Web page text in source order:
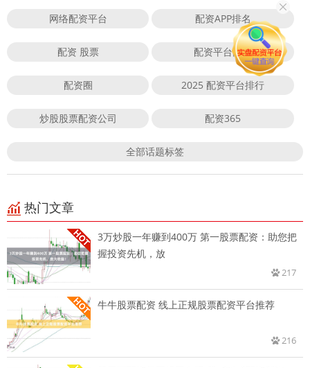
网络配资平台 配资APP排名
配资 股票 配资平台网站
配资圈 2025 配资平台排行
炒股股票配资公司 配资365
全部话题标签
热门文章
3万炒股一年赚到400万 第一股票配资：助您把
握投资先机，放
217
牛牛股票配资 线上正规股票配资平台推荐
216